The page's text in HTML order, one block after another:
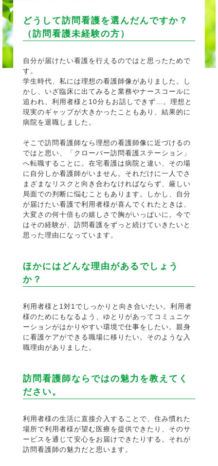
どうして訪問看護を選んだんですか？
（訪問看護未経験の方）
自分が届けたい看護を行えるのではと思ったためで
す。
学生時代、私には理想の看護師像がありました。し
かし、いざ臨床に出てみると業務やナースコールに
追われ、利用者様と10分もお話しできず…。理想と
現実のギャップが大きかったこともあり、結果的に
病院を退職しました。
そこで訪問看護師なら理想の看護師像に近づけるの
ではと思い、「クローバー訪問看護ステーション」
へ転職することに。在宅看護は病院と違い、その場
に自分しか看護師がいません。それだけに一人でさ
まざまなリスクと向き合わなければならず、厳しい
局面での判断に悩むこともあります。しかし、自分
が届けたい看護で利用者様が喜んでくれたときは、
大変さの何十倍もの嬉しさで胸がいっぱいに。今で
はその経験が、訪問看護をずっと続けていきたいと
思った理由になっています。
ほかにはどんな理由があるでしょう
か？
利用者様と1対1でしっかりと向き合いたい。利用者
様のためにもなるよう、ゆとりがあってコミュニケ
ーションがはかりやすい環境で仕事をしたい。親身
に看護ケアができる職場に移りたい。そのような入
職理由がありました。
訪問看護師ならではの魅力を教えてく
ださい。
利用者様の生活に直接介入することで、住み慣れた
場所で利用者様が望む医療を提供できたり、そのサ
ービスを通じて安心をお届けできたりする。それが
訪問看護師の魅力だと思います。